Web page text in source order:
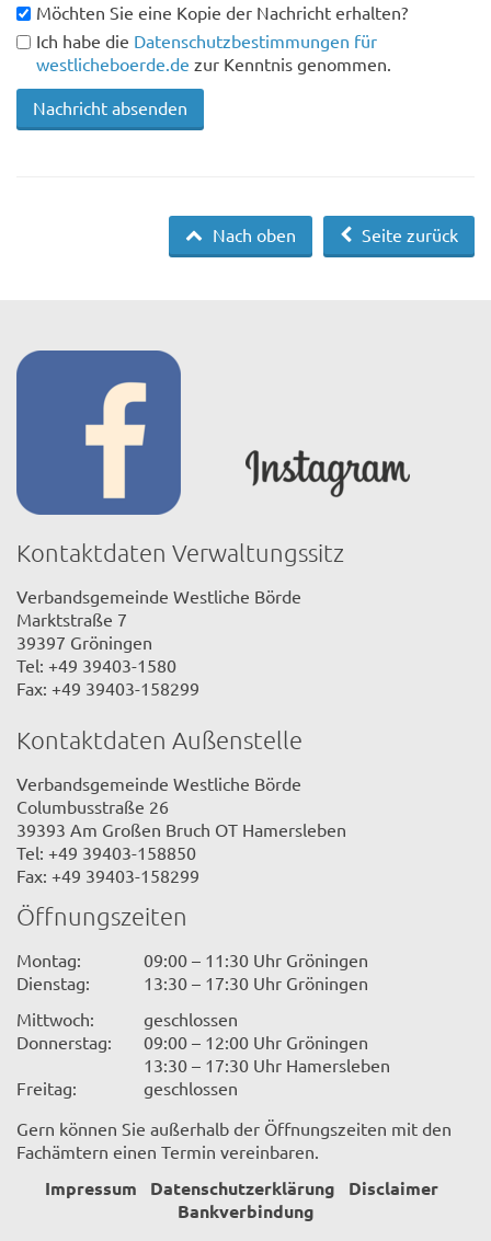
Möchten Sie eine Kopie der Nachricht erhalten?
Ich habe die Datenschutzbestimmungen für
westlicheboerde.de zur Kenntnis genommen.
Seite zurück
Nach oben
Kontaktdaten Verwaltungssitz
Verbandsgemeinde Westliche Börde
Marktstraße 7
39397 Gröningen
Tel: +49 39403-1580
Fax: +49 39403-158299
Kontaktdaten Außenstelle
Verbandsgemeinde Westliche Börde
Columbusstraße 26
39393 Am Großen Bruch OT Hamersleben
Tel: +49 39403-158850
Fax: +49 39403-158299
Öffnungszeiten
Montag:
09:00 – 11:30 Uhr Gröningen
Dienstag:
13:30 – 17:30 Uhr Gröningen
Mittwoch:
geschlossen
Donnerstag:
09:00 – 12:00 Uhr Gröningen
13:30 – 17:30 Uhr Hamersleben
Freitag:
geschlossen
Gern können Sie außerhalb der Öffnungszeiten mit den
Fachämtern einen Termin vereinbaren.
Impressum Datenschutzerklärung
Disclaimer
Bankverbindung